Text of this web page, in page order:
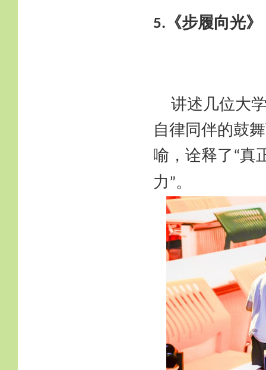
5. 《步履向光》
讲述几位大
自律同伴的鼓
喻，诠释了 “真
力 ”。